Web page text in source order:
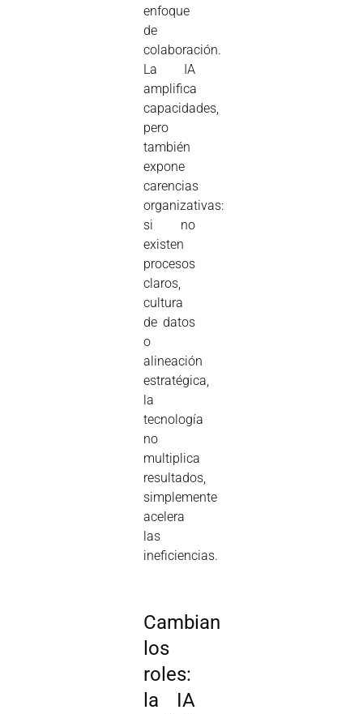
enfoque
de
colaboración.
La IA
amplifica
capacidades,
pero
también
expone
carencias
organizativas:
si no
existen
procesos
claros,
cultura
de datos
o
alineación
estratégica,
la
tecnología
no
multiplica
resultados,
simplemente
acelera
las
ineficiencias.
Cambian
los
roles:
la IA